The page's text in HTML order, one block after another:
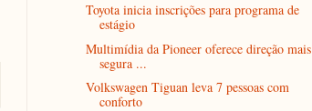
Toyota inicia inscrições para programa de
estágio
Multimídia da Pioneer oferece direção mais
segura ...
Volkswagen Tiguan leva 7 pessoas com
conforto